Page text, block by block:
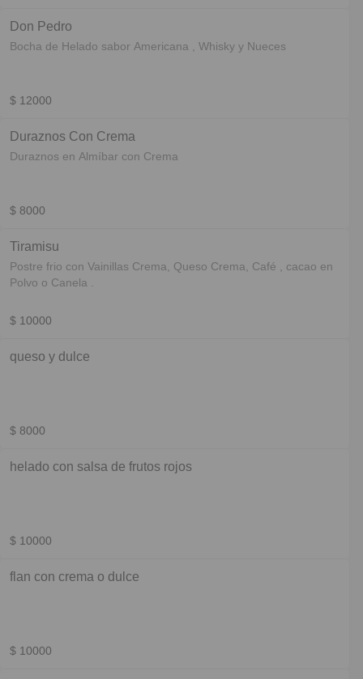
Don Pedro
Bocha de Helado sabor Americana , Whisky y Nueces
$ 12000
Duraznos Con Crema
Duraznos en Almíbar con Crema
$ 8000
Tiramisu
Postre frio con Vainillas Crema, Queso Crema, Café , cacao en
Polvo o Canela .
$ 10000
queso y dulce
$ 8000
helado con salsa de frutos rojos
$ 10000
flan con crema o dulce
$ 10000